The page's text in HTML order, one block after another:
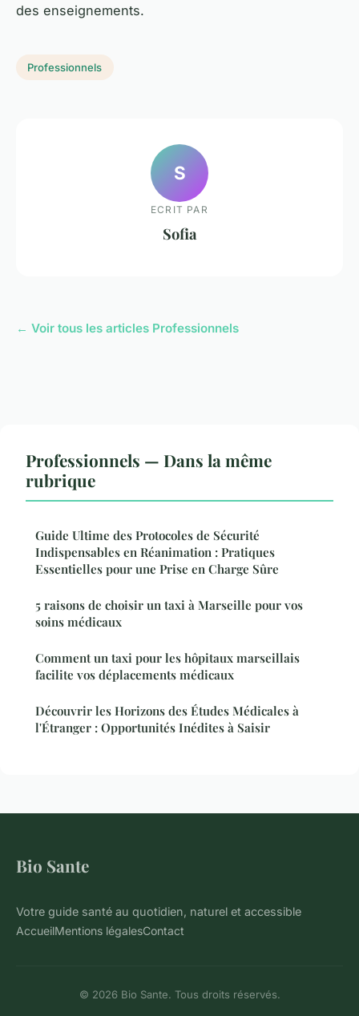
des enseignements.
Professionnels
S
ECRIT PAR
Sofia
← Voir tous les articles Professionnels
Professionnels — Dans la même
rubrique
Guide Ultime des Protocoles de Sécurité
Indispensables en Réanimation : Pratiques
Essentielles pour une Prise en Charge Sûre
5 raisons de choisir un taxi à Marseille pour vos
soins médicaux
Comment un taxi pour les hôpitaux marseillais
facilite vos déplacements médicaux
Découvrir les Horizons des Études Médicales à
l'Étranger : Opportunités Inédites à Saisir
Bio Sante
Votre guide santé au quotidien, naturel et accessible
AccueilMentions légalesContact
© 2026 Bio Sante. Tous droits réservés.